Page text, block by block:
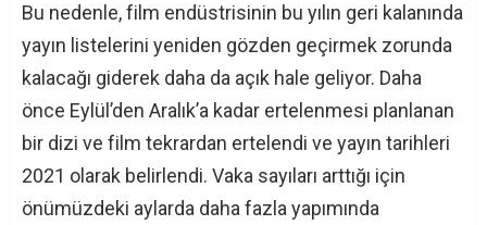
Bu nedenle, film endüstrisinin bu yılın geri kalanında
yayın listelerini yeniden gözden geçirmek zorunda
kalacağı giderek daha da açık hale geliyor. Daha
önce Eylül’den Aralık’a kadar ertelenmesi planlanan
bir dizi ve film tekrardan ertelendi ve yayın tarihleri
2021 olarak belirlendi. Vaka sayıları arttığı için
önümüzdeki aylarda daha fazla yapımında